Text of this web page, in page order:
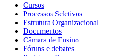
Cursos
Processos Seletivos
Estrutura Organizacional
Documentos
Câmara de Ensino
Fóruns e debates